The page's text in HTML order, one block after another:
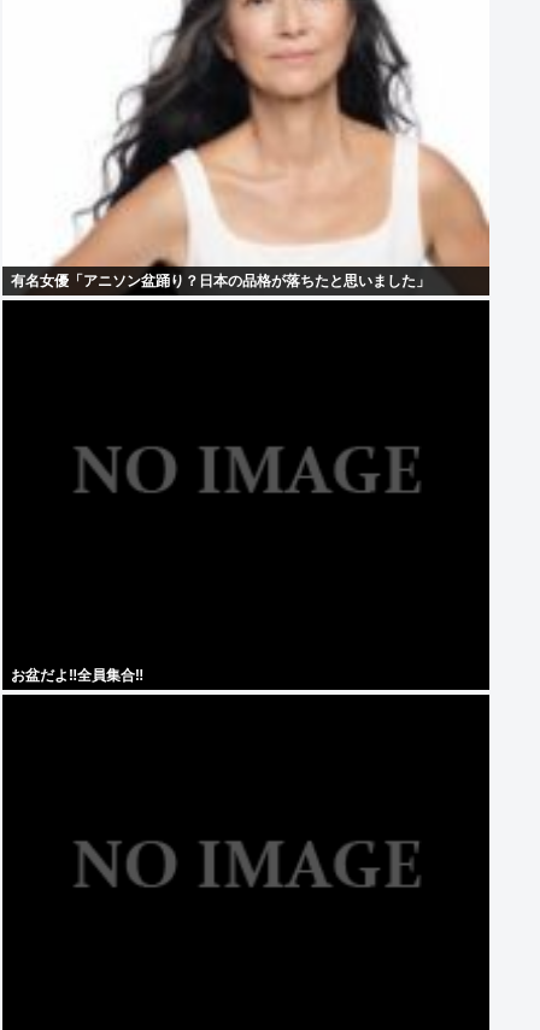
有名女優「アニソン盆踊り？日本の品格が落ちたと思いました」
お盆だよ‼全員集合‼